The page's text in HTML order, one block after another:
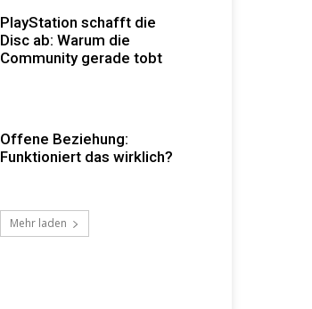
PlayStation schafft die
Disc ab: Warum die
Community gerade tobt
Offene Beziehung:
Funktioniert das wirklich?
Mehr laden